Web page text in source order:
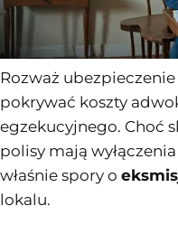
Rozważ
pokrywać koszty
egzekucyjnego. Choć
polisy mają
właśnie spory o
lokalu.